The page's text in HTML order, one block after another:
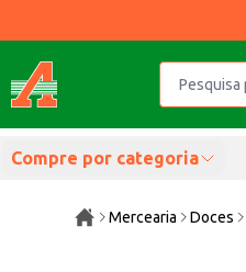
Compre por categoria
Mercearia Doces